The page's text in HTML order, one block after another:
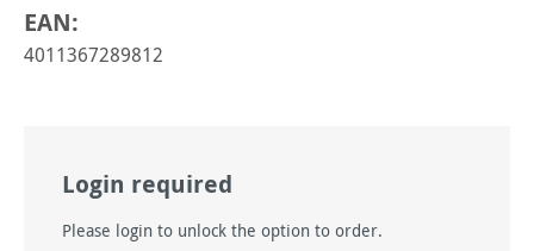
EAN:
4011367289812
Login required
Please login to unlock the option to order.